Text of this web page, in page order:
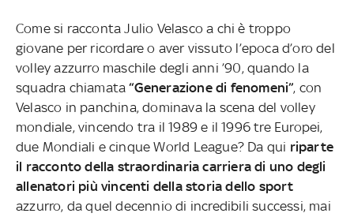
Come si racconta Julio Velasco a chi è troppo
giovane per ricordare o aver vissuto l’epoca d’oro del
volley azzurro maschile degli anni ’90, quando la
squadra chiamata“Generazione di fenomeni”, con
Velasco in panchina, dominava la scena del volley
mondiale, vincendo tra il 1989 e il 1996 tre Europei,
due Mondiali e cinque World League? Da qui riparte
il racconto della straordinaria carriera di uno degli
allenatori più vincenti della storia dello sport
azzurro, da quel decennio di incredibili successi, mai